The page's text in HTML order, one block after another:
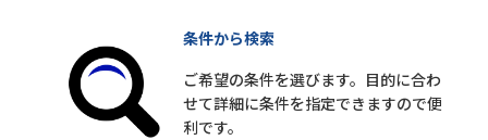
条件から検索
ご希望の条件を選びます。目的に合わ
せて詳細に条件を指定できますので便
利です。